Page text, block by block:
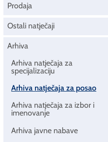
Prodaja
Ostali natječaji
Arhiva
Arhiva natječaja za
specijalizaciju
Arhiva natječaja za posao
Arhiva natječaja za izbor i
imenovanje
Arhiva javne nabave